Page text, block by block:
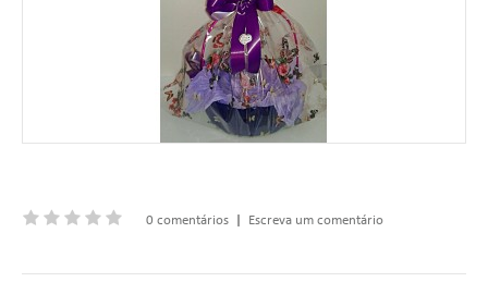
0 comentários Escreva um comentário